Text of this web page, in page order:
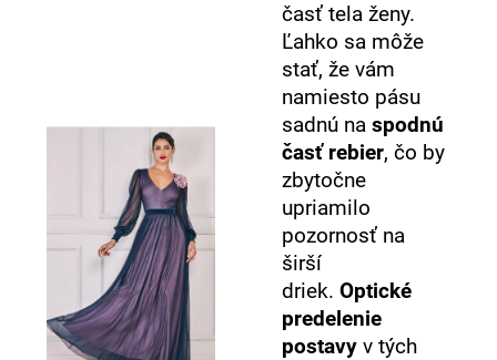
časť tela ženy.
Ľahko sa môže
stať, že vám
namiesto pásu
sadnú na spodnú
časť rebier, čo by
zbytočne
upriamilo
pozornosť na
širší
driek. Optické
predelenie
postavy v tých